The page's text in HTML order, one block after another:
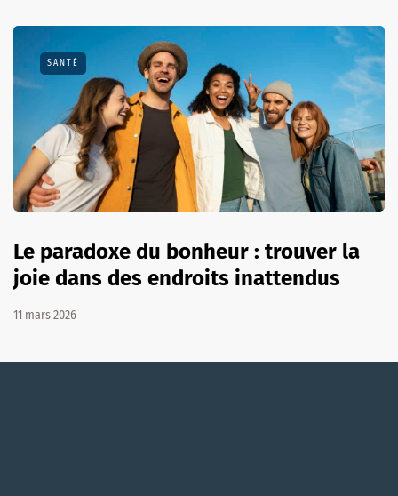
SANTÉ
Le paradoxe du bonheur : trouver la
joie dans des endroits inattendus
11 mars 2026